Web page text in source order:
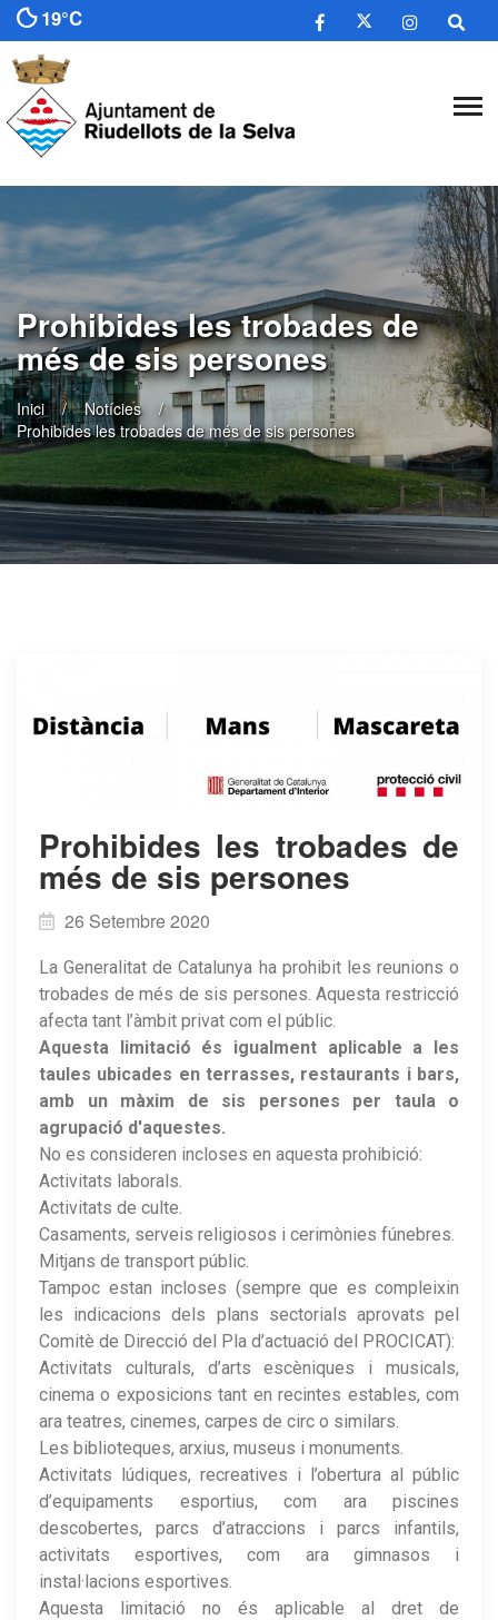
19°C
Prohibides les trobades de
més de sis persones
Inici
Notícies
Prohibides les trobades de més de sis persones
Prohibides les trobades de
més de sis persones
26 Setembre 2020
La Generalitat de Catalunya ha prohibit les reunions o
trobades de més de sis persones. Aquesta restricció
afecta tant l’àmbit privat com el públic.
Aquesta limitació és igualment aplicable a les
taules ubicades en terrasses, restaurants i bars,
amb un màxim de sis persones per taula o
agrupació d'aquestes.
No es consideren incloses en aquesta prohibició:
Activitats laborals.
Activitats de culte.
Casaments, serveis religiosos i cerimònies fúnebres.
Mitjans de transport públic.
Tampoc estan incloses (sempre que es compleixin
les indicacions dels plans sectorials aprovats pel
Comitè de Direcció del Pla d’actuació del PROCICAT):
Activitats culturals, d’arts escèniques i musicals,
cinema o exposicions tant en recintes estables, com
ara teatres, cinemes, carpes de circ o similars.
Les biblioteques, arxius, museus i monuments.
Activitats lúdiques, recreatives i l’obertura al públic
d’equipaments esportius, com ara piscines
descobertes, parcs d’atraccions i parcs infantils,
activitats esportives, com ara gimnasos i
instal·lacions esportives.
Aquesta limitació no és aplicable al dret de